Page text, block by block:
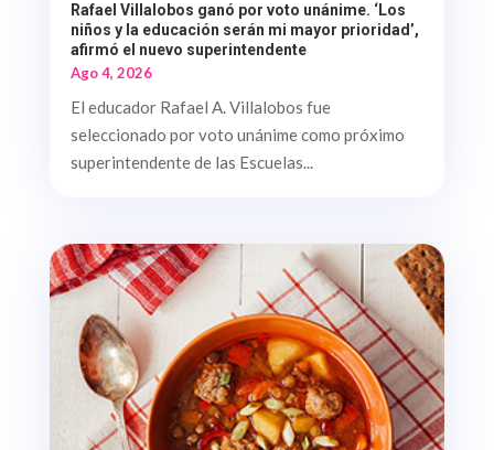
Rafael Villalobos ganó por voto unánime. ‘Los
niños y la educación serán mi mayor prioridad’,
afirmó el nuevo superintendente
Ago 4, 2026
El educador Rafael A. Villalobos fue
seleccionado por voto unánime como próximo
superintendente de las Escuelas...